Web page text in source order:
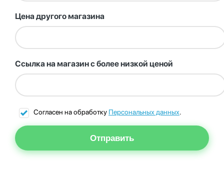
Цена другого магазина
Ссылка на магазин с более низкой ценой
Согласен на обработку Персональных данных.
Отправить